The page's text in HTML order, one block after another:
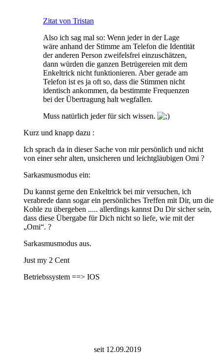
Zitat von Tristan
Also ich sag mal so: Wenn jeder in der Lage
wäre anhand der Stimme am Telefon die Identität
der anderen Person zweifelsfrei einzuschätzen,
dann würden die ganzen Betrügereien mit dem
Enkeltrick nicht funktionieren. Aber gerade am
Telefon ist es ja oft so, dass die Stimmen nicht
identisch ankommen, da bestimmte Frequenzen
bei der Übertragung halt wegfallen.
Muss natürlich jeder für sich wissen.
Kurz und knapp dazu :
Ich sprach da in dieser Sache von mir persönlich und nicht
von einer sehr alten, unsicheren und leichtgläubigen Omi ?
Sarkasmusmodus ein:
Du kannst gerne den Enkeltrick bei mir versuchen, ich
verabrede dann sogar ein persönliches Treffen mit Dir, um die
Kohle zu übergeben ..... allerdings kannst Du Dir sicher sein,
dass diese Übergabe für Dich nicht so liefe, wie mit der
„Omi“. ?
Sarkasmusmodus aus.
Just my 2 Cent
Betriebssystem ==> IOS
seit 12.09.2019